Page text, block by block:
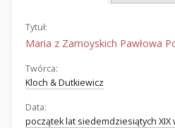
Tytuł:
Maria z Zamoyskich Pawłowa
Twórca:
Kloch & Dutkiewicz
Data:
początek lat siedemdziesiątych XIX